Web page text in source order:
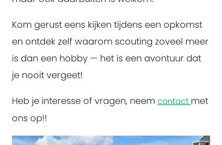
Kom gerust eens kijken tijdens een opkomst
en ontdek zelf waarom scouting zoveel meer
is dan een hobby — het is een avontuur dat
je nooit vergeet!
Heb je interesse of vragen, neem contact met
ons op!!